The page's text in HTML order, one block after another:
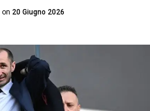
on 20 Giugno 2026